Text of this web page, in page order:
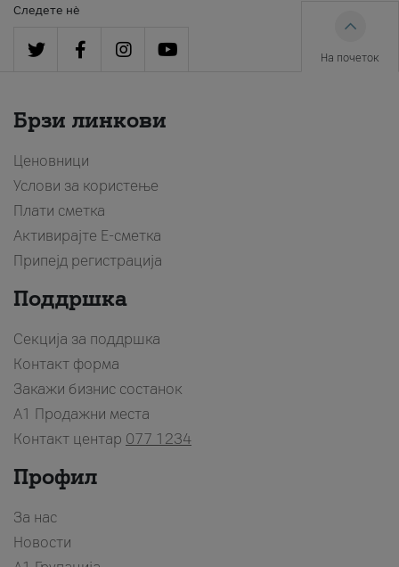
Следете нè
На почеток
Брзи линкови
Ценовници
Услови за користење
Плати сметка
Активирајте Е-сметка
Припејд регистрација
Поддршка
Секција за поддршка
Контакт форма
Закажи бизнис состанок
A1 Продажни места
Контакт центар 077 1234
Профил
За нас
Новости